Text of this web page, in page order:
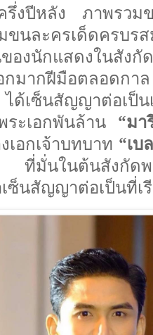
รึ่งปีหลัง ภาพรวม
ขนละครเด็ดครบรส
องนักแสดงในสังกั
กมากฝีมือตลอดกาล
ได้เซ็นสัญญาต่อเป็น
ระเอกพันล้าน “มา
เอกเจ้าบทบาท “เ
ที่มั่นในต้นสังกัด
ซ็นสัญญาต่อเป็นที่เ